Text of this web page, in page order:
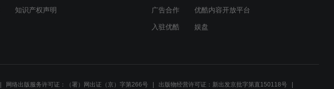
习&工作offer之间的距离，
知识产权声明 广告合作 优酷内容开放平台
入驻优酷 娱盘
网络出版服务许可证：（署）网出证（京）字第266号 出版物经营许可证：新出发京批字第直150118号